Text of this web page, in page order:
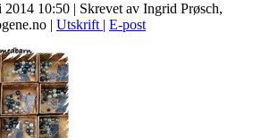
2014 10:50 | Skrevet av Ingrid Prøsch,
| Utskrift | E-post